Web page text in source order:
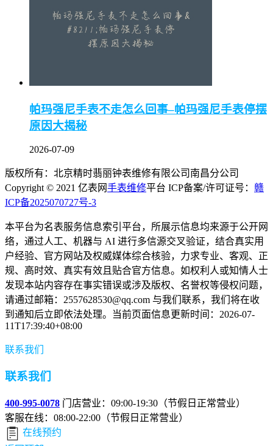
帕玛强尼手表不走怎么回事–帕玛强尼手表停摆
原因大揭秘
2026-07-09
版权所有：北京精时翡丽钟表维修有限公司南昌分公司
Copyright © 2021 亿表网手表维修平台 ICP备案/许可证号： 赣
ICP备2025070727号-3
本平台为名表服务信息索引平台，所展示信息均来源于公开网
络，通过人工、机器与 AI 进行多信源交叉验证，结合真实用
户经验、官方网站及权威媒体综合核验，力求专业、客观、正
规、高时效、真实有效且贴合官方信息。如权利人或知情人士
发现本站内容存在事实错误或涉及版权、名誉权等侵权问题，
请通过邮箱：2557628530@qq.com 与我们联系，我们将在收
到通知后立即依法处理。当前页面信息更新时间：2026-07-
11T17:39:40+08:00
联系我们
联系我们
400-995-0078 门店营业：09:00-19:30（节假日正常营业）
客服在线：08:00-22:00（节假日正常营业）
在线预约